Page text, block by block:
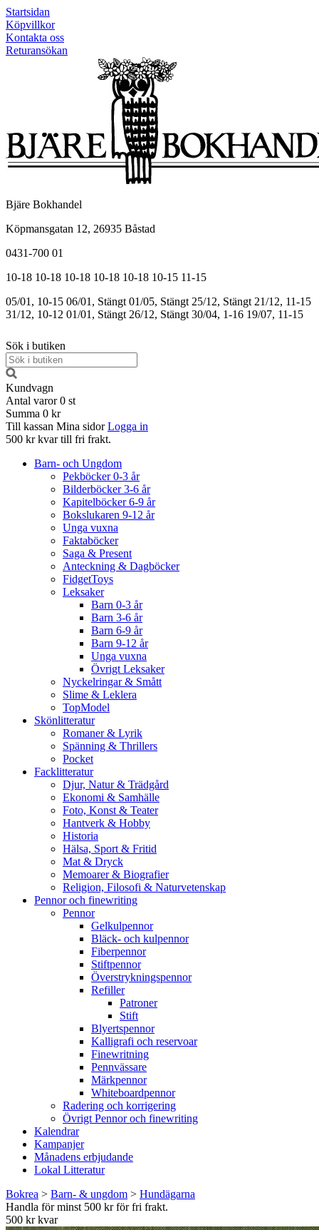
Startsidan
Köpvillkor
Kontakta oss
Returansökan
Bjäre Bokhandel
Köpmansgatan 12, 26935 Båstad
0431-700 01
10-18 10-18 10-18 10-18 10-18 10-15 11-15
05/01, 10-15 06/01, Stängt 01/05, Stängt 25/12, Stängt 21/12, 11-15
31/12, 10-12 01/01, Stängt 26/12, Stängt 30/04, 1-16 19/07, 11-15
Sök i butiken
Kundvagn
Antal varor 0 st
Summa 0 kr
Till kassan Mina sidor Logga in
500 kr kvar till fri frakt.
Barn- och Ungdom
Pekböcker 0-3 år
Bilderböcker 3-6 år
Kapitelböcker 6-9 år
Bokslukaren 9-12 år
Unga vuxna
Faktaböcker
Saga & Present
Anteckning & Dagböcker
FidgetToys
Leksaker
Barn 0-3 år
Barn 3-6 år
Barn 6-9 år
Barn 9-12 år
Unga vuxna
Övrigt Leksaker
Nyckelringar & Smått
Slime & Leklera
TopModel
Skönlitteratur
Romaner & Lyrik
Spänning & Thrillers
Pocket
Facklitteratur
Djur, Natur & Trädgård
Ekonomi & Samhälle
Foto, Konst & Teater
Hantverk & Hobby
Historia
Hälsa, Sport & Fritid
Mat & Dryck
Memoarer & Biografier
Religion, Filosofi & Naturvetenskap
Pennor och finewriting
Pennor
Gelkulpennor
Bläck- och kulpennor
Fiberpennor
Stiftpennor
Överstrykningspennor
Refiller
Patroner
Stift
Blyertspennor
Kalligrafi och reservoar
Finewritning
Pennvässare
Märkpennor
Whiteboardpennor
Radering och korrigering
Övrigt Pennor och finewriting
Kalendrar
Kampanjer
Månadens erbjudande
Lokal Litteratur
Bokrea > Barn- & ungdom > Hundägarna
Handla för minst 500 kr för fri frakt.
500 kr kvar